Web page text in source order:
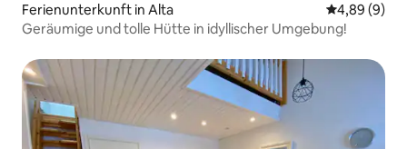
Ferienunterkunft in Alta
4,89 (9)
Geräumige und tolle Hütte in idyllischer Umgebung!